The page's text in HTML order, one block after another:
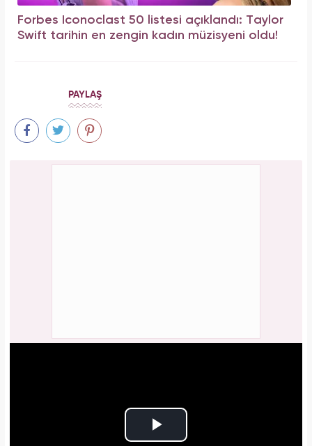
Forbes Iconoclast 50 listesi açıklandı: Taylor
Swift tarihin en zengin kadın müzisyeni oldu!
PAYLAŞ